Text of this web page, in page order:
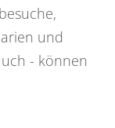
und
- können